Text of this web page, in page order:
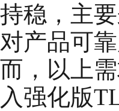
持稳，主
对产品可
而，以上
入强化版